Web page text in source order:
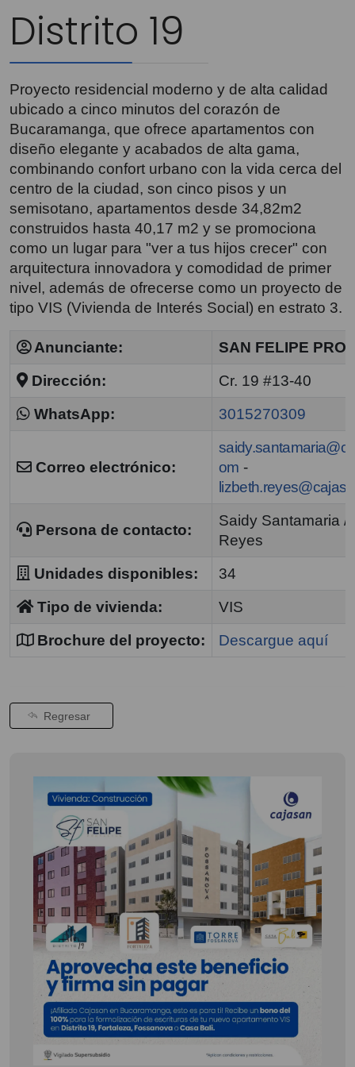
Distrito 19
Proyecto residencial moderno y de alta calidad
ubicado a cinco minutos del corazón de
Bucaramanga, que ofrece apartamentos con
diseño elegante y acabados de alta gama,
combinando confort urbano con la vida cerca del
centro de la ciudad, son cinco pisos y un
semisotano, apartamentos desde 34,82m2
construidos hasta 40,17 m2 y se promociona
como un lugar para "ver a tus hijos crecer" con
arquitectura innovadora y comodidad de primer
nivel, además de ofrecerse como un proyecto de
tipo VIS (Vivienda de Interés Social) en estrato 3.
Anunciante:
SAN FELIPE
Dirección:
Cr. 19 #13-40
WhatsApp:
3015270309
Correo electrónico:
om -
Persona de contacto:
Saidy Santamaria /
Reyes
Unidades disponibles:
34
Tipo de vivienda:
VIS
Brochure del proyecto:
Descargue aquí
Regresar